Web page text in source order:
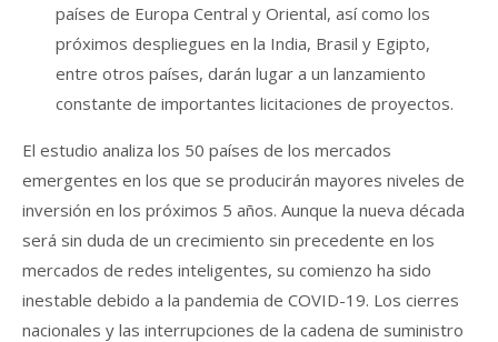
países de Europa Central y Oriental, así como los
próximos despliegues en la India, Brasil y Egipto,
entre otros países, darán lugar a un lanzamiento
constante de importantes licitaciones de proyectos.
El estudio analiza los 50 países de los mercados
emergentes en los que se producirán mayores niveles de
inversión en los próximos 5 años. Aunque la nueva década
será sin duda de un crecimiento sin precedente en los
mercados de redes inteligentes, su comienzo ha sido
inestable debido a la pandemia de COVID-19. Los cierres
nacionales y las interrupciones de la cadena de suministro